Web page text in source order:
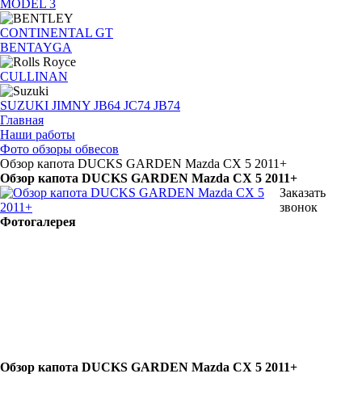
MODEL 3
CONTINENTAL GT
BENTAYGA
CULLINAN
SUZUKI JIMNY JB64 JC74 JB74
Главная
Наши работы
Фото обзоры обвесов
Обзор капота DUCKS GARDEN Mazda CX 5 2011+
Обзор капота DUCKS GARDEN Mazda CX 5 2011+
Заказать
звонок
Фотогалерея
Обзор капота DUCKS GARDEN Mazda CX 5 2011+